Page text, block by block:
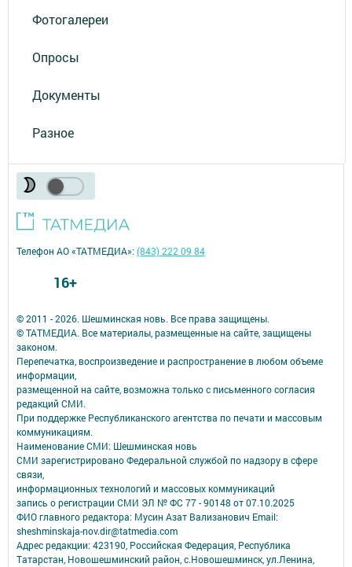
Фотогалереи
Опросы
Документы
Разное
© 2011 - 2026. Шешминская новь. Все права защищены.
© ТАТМЕДИА. Все материалы, размещенные на сайте, защищены
законом.
Перепечатка, воспроизведение и распространение в любом объеме
информации,
размещенной на сайте, возможна только с письменного согласия
редакций СМИ.
При поддержке Республиканского агентства по печати и массовым
коммуникациям.
Наименование СМИ: Шешминская новь
СМИ зарегистрировано Федеральной службой по надзору в сфере
связи,
информационных технологий и массовых коммуникаций
запись о регистрации СМИ ЭЛ № ФС 77 - 90148 от 07.10.2025
ФИО главного редактора: Мусин Азат Вализанович Email:
sheshminskaja-nov.dir@tatmedia.com
Адрес редакции: 423190, Российская Федерация, Республика
Татарстан, Новошешминский район, с.Новошешминск, ул.Ленина,
Телефон АО «ТАТМЕДИА»:(843) 222 09 84
16+